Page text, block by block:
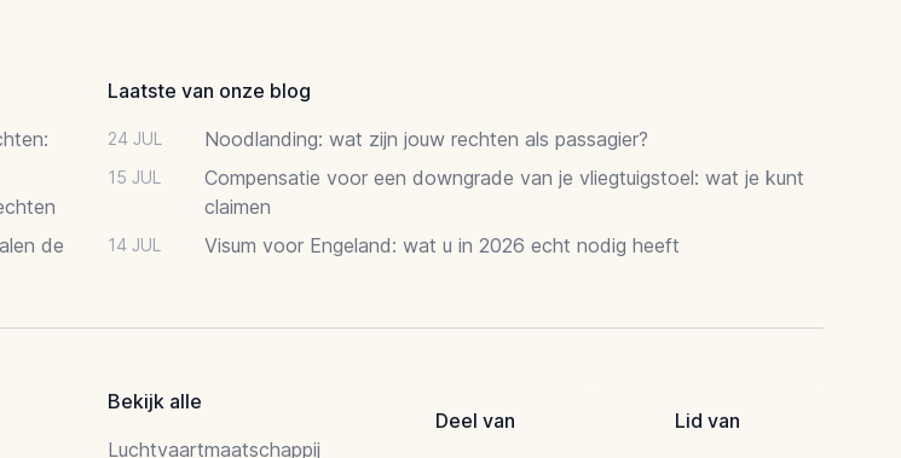
de
Laatste van onze blog
24 JUL Noodlanding: wat zijn jouw rechten als passagier?
15 JUL
Compensatie voor een downgrade van je vliegtuigstoel: wat je kunt
claimen
14 JUL Visum voor Engeland: wat u in 2026 echt nodig heeft
Bekijk alle
Luchtvaartmaatschappij
Deel van Lid van